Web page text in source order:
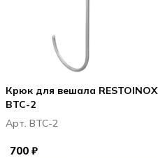
Крюк для вешала RESTOINOX
ВТС-2
Арт. ВТС-2
700 ₽